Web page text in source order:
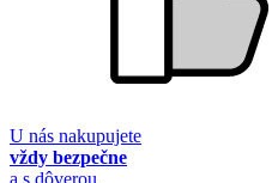
U nás nakupujete
vždy bezpečne